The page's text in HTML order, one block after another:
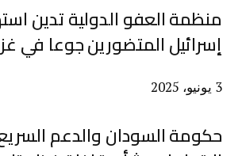
منظمة العفو الدولية تدين
إسرائيل المتضورين جوعا في
3 يونيو، 2025
حكومة السودان والدعم السريع